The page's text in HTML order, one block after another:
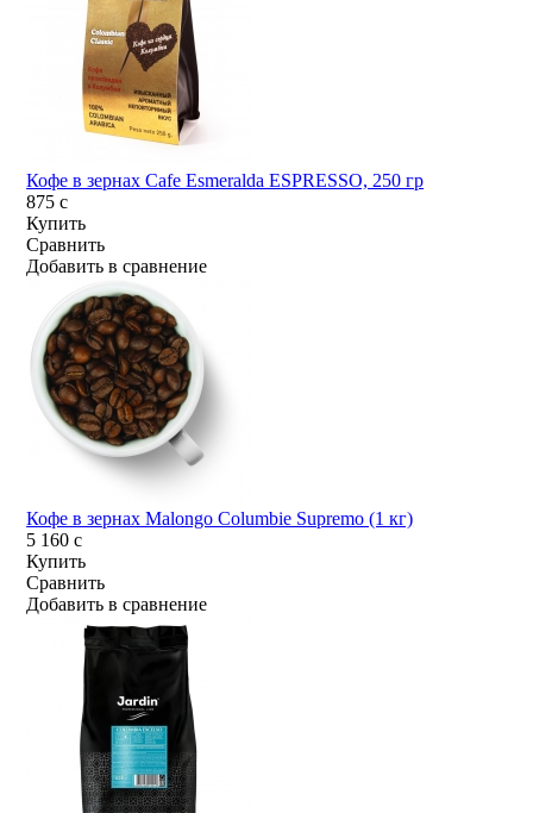
Кофе в зернах Cafe Esmeralda ESPRESSO, 250 гр
875c
Купить
Сравнить
Добавить в сравнение
Кофе в зернах Malongo Columbie Supremo (1 кг)
5 160c
Купить
Сравнить
Добавить в сравнение